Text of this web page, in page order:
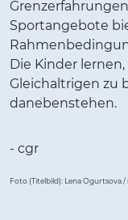
Sportangebote
Die Kinder
Gleichaltrigen zu
danebenstehen.
- cgr
Foto (Titelbild): Lena Ogurtsova